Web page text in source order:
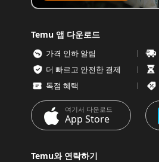
Temu 앱 다운로드
가격 인하 알림
더 빠르고 안전한 결제
독점 혜택
여기서 다운로드
App Store
Temu와 연락하기